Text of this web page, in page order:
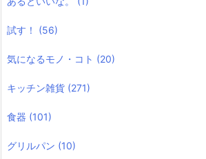
試す！ (56)
気になるモノ・コト (20)
キッチン雑貨 (271)
食器 (101)
グリルパン (10)